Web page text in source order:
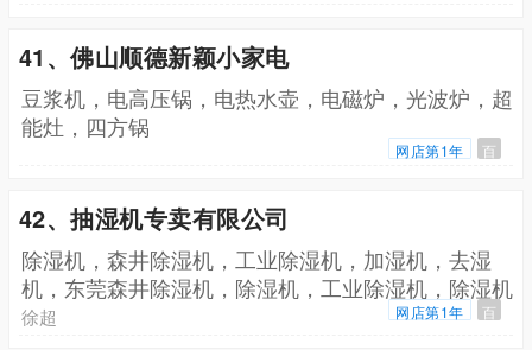
41、佛山顺德新颖小家电
豆浆机，电高压锅，电热水壶，电磁炉，光波炉，超
能灶，四方锅
网店第1年 百
42、抽湿机专卖有限公司
除湿机，森井除湿机，工业除湿机，加湿机，去湿
机，东莞森井除湿机，除湿机，工业除湿机，除湿机
价格
徐超 网店第1年 百